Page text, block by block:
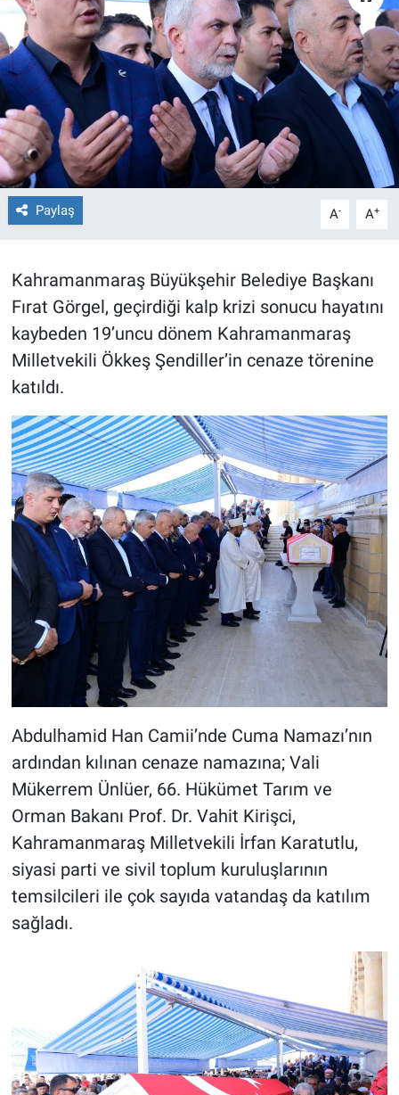
Paylaş A- A+
Kahramanmaraş Büyükşehir Belediye Başkanı
Fırat Görgel, geçirdiği kalp krizi sonucu hayatını
kaybeden 19’uncu dönem Kahramanmaraş
Milletvekili Ökkeş Şendiller’in cenaze törenine
katıldı.
Abdulhamid Han Camii’nde Cuma Namazı’nın
ardından kılınan cenaze namazına; Vali
Mükerrem Ünlüer, 66. Hükümet Tarım ve
Orman Bakanı Prof. Dr. Vahit Kirişci,
Kahramanmaraş Milletvekili İrfan Karatutlu,
siyasi parti ve sivil toplum kuruluşlarının
temsilcileri ile çok sayıda vatandaş da katılım
sağladı.
İlçeler
MAGAZİN
Bilim, Teknoloji
ASAYİŞ
ÇEVRE
EĞİTİM
BİLİM VE TEKNOLOJİ
Güvenlik
Bölge